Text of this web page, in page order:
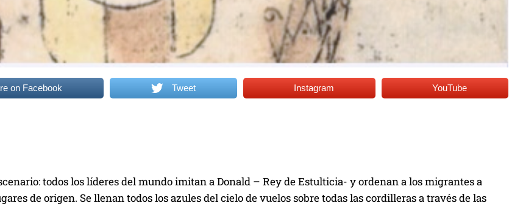
on Facebook Tweet Instagram YouTube
todos los líderes del mundo imitan a Donald – Rey de Estulticia- y ordenan a los migrantes a
de origen. Se llenan todos los azules del cielo de vuelos sobre todas las cordilleras a través de las